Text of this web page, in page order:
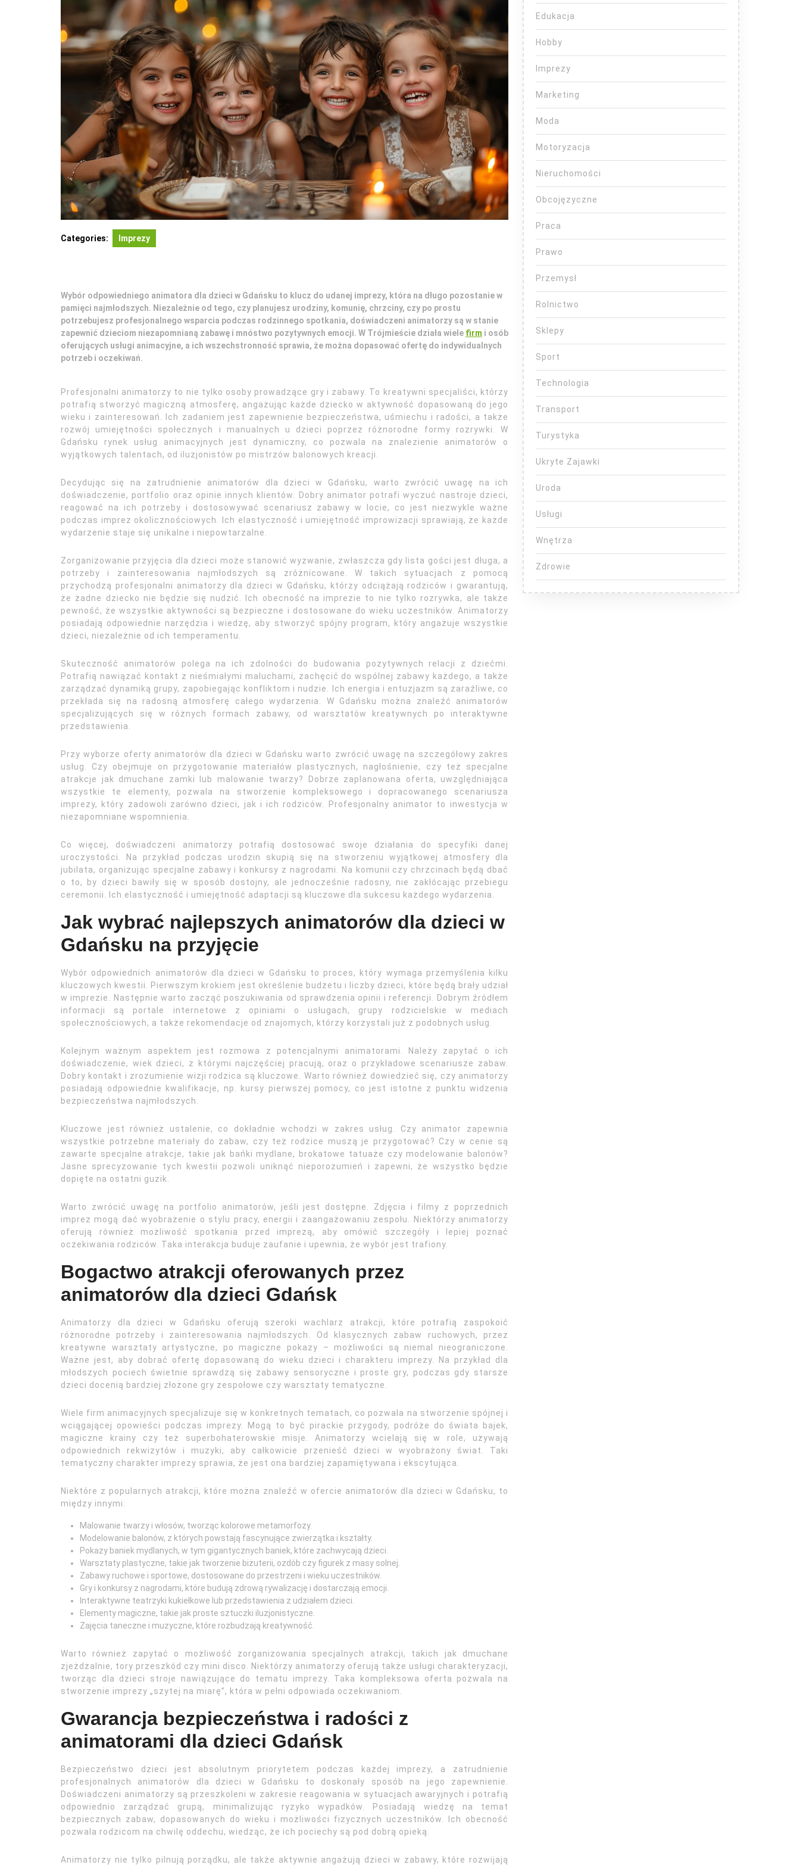
Categories: Imprezy
Wybór odpowiedniego animatora dla dzieci w Gdańsku to klucz do udanej imprezy, która na długo pozostanie w
pamięci najmłodszych. Niezależnie od tego, czy planujesz urodziny, komunię, chrzciny, czy po prostu
potrzebujesz profesjonalnego wsparcia podczas rodzinnego spotkania, doświadczeni animatorzy są w stanie
zapewnić dzieciom niezapomnianą zabawę i mnóstwo pozytywnych emocji. W Trójmieście działa wiele firm i osób
oferujących usługi animacyjne, a ich wszechstronność sprawia, że można dopasować ofertę do indywidualnych
potrzeb i oczekiwań.
Profesjonalni animatorzy to nie tylko osoby prowadzące gry i zabawy. To kreatywni specjaliści, którzy
potrafią stworzyć magiczną atmosferę, angażując każde dziecko w aktywność dopasowaną do jego
wieku i zainteresowań. Ich zadaniem jest zapewnienie bezpieczeństwa, uśmiechu i radości, a także
rozwój umiejętności społecznych i manualnych u dzieci poprzez różnorodne formy rozrywki. W
Gdańsku rynek usług animacyjnych jest dynamiczny, co pozwala na znalezienie animatorów o
wyjątkowych talentach, od iluzjonistów po mistrzów balonowych kreacji.
Decydując się na zatrudnienie animatorów dla dzieci w Gdańsku, warto zwrócić uwagę na ich
doświadczenie, portfolio oraz opinie innych klientów. Dobry animator potrafi wyczuć nastroje dzieci,
reagować na ich potrzeby i dostosowywać scenariusz zabawy w locie, co jest niezwykle ważne
podczas imprez okolicznościowych. Ich elastyczność i umiejętność improwizacji sprawiają, że każde
wydarzenie staje się unikalne i niepowtarzalne.
Zorganizowanie przyjęcia dla dzieci może stanowić wyzwanie, zwłaszcza gdy lista gości jest długa, a
potrzeby i zainteresowania najmłodszych są zróżnicowane. W takich sytuacjach z pomocą
przychodzą profesjonalni animatorzy dla dzieci w Gdańsku, którzy odciążają rodziców i gwarantują,
że żadne dziecko nie będzie się nudzić. Ich obecność na imprezie to nie tylko rozrywka, ale także
pewność, że wszystkie aktywności są bezpieczne i dostosowane do wieku uczestników. Animatorzy
posiadają odpowiednie narzędzia i wiedzę, aby stworzyć spójny program, który angażuje wszystkie
dzieci, niezależnie od ich temperamentu.
Skuteczność animatorów polega na ich zdolności do budowania pozytywnych relacji z dziećmi.
Potrafią nawiązać kontakt z nieśmiałymi maluchami, zachęcić do wspólnej zabawy każdego, a także
zarządzać dynamiką grupy, zapobiegając konfliktom i nudzie. Ich energia i entuzjazm są zaraźliwe, co
przekłada się na radosną atmosferę całego wydarzenia. W Gdańsku można znaleźć animatorów
specjalizujących się w różnych formach zabawy, od warsztatów kreatywnych po interaktywne
przedstawienia.
Przy wyborze oferty animatorów dla dzieci w Gdańsku warto zwrócić uwagę na szczegółowy zakres
usług. Czy obejmuje on przygotowanie materiałów plastycznych, nagłośnienie, czy też specjalne
atrakcje jak dmuchane zamki lub malowanie twarzy? Dobrze zaplanowana oferta, uwzględniająca
wszystkie te elementy, pozwala na stworzenie kompleksowego i dopracowanego scenariusza
imprezy, który zadowoli zarówno dzieci, jak i ich rodziców. Profesjonalny animator to inwestycja w
niezapomniane wspomnienia.
Co więcej, doświadczeni animatorzy potrafią dostosować swoje działania do specyfiki danej
uroczystości. Na przykład podczas urodzin skupią się na stworzeniu wyjątkowej atmosfery dla
jubilata, organizując specjalne zabawy i konkursy z nagrodami. Na komunii czy chrzcinach będą dbać
o to, by dzieci bawiły się w sposób dostojny, ale jednocześnie radosny, nie zakłócając przebiegu
ceremonii. Ich elastyczność i umiejętność adaptacji są kluczowe dla sukcesu każdego wydarzenia.
Jak wybrać najlepszych animatorów dla dzieci w
Gdańsku na przyjęcie
Wybór odpowiednich animatorów dla dzieci w Gdańsku to proces, który wymaga przemyślenia kilku
kluczowych kwestii. Pierwszym krokiem jest określenie budżetu i liczby dzieci, które będą brały udział
w imprezie. Następnie warto zacząć poszukiwania od sprawdzenia opinii i referencji. Dobrym źródłem
informacji są portale internetowe z opiniami o usługach, grupy rodzicielskie w mediach
społecznościowych, a także rekomendacje od znajomych, którzy korzystali już z podobnych usług.
Kolejnym ważnym aspektem jest rozmowa z potencjalnymi animatorami. Należy zapytać o ich
doświadczenie, wiek dzieci, z którymi najczęściej pracują, oraz o przykładowe scenariusze zabaw.
Dobry kontakt i zrozumienie wizji rodzica są kluczowe. Warto również dowiedzieć się, czy animatorzy
posiadają odpowiednie kwalifikacje, np. kursy pierwszej pomocy, co jest istotne z punktu widzenia
bezpieczeństwa najmłodszych.
Kluczowe jest również ustalenie, co dokładnie wchodzi w zakres usług. Czy animator zapewnia
wszystkie potrzebne materiały do zabaw, czy też rodzice muszą je przygotować? Czy w cenie są
zawarte specjalne atrakcje, takie jak bańki mydlane, brokatowe tatuaże czy modelowanie balonów?
Jasne sprecyzowanie tych kwestii pozwoli uniknąć nieporozumień i zapewni, że wszystko będzie
dopięte na ostatni guzik.
Warto zwrócić uwagę na portfolio animatorów, jeśli jest dostępne. Zdjęcia i filmy z poprzednich
imprez mogą dać wyobrażenie o stylu pracy, energii i zaangażowaniu zespołu. Niektórzy animatorzy
oferują również możliwość spotkania przed imprezą, aby omówić szczegóły i lepiej poznać
oczekiwania rodziców. Taka interakcja buduje zaufanie i upewnia, że wybór jest trafiony.
Bogactwo atrakcji oferowanych przez
animatorów dla dzieci Gdańsk
Animatorzy dla dzieci w Gdańsku oferują szeroki wachlarz atrakcji, które potrafią zaspokoić
różnorodne potrzeby i zainteresowania najmłodszych. Od klasycznych zabaw ruchowych, przez
kreatywne warsztaty artystyczne, po magiczne pokazy – możliwości są niemal nieograniczone.
Ważne jest, aby dobrać ofertę dopasowaną do wieku dzieci i charakteru imprezy. Na przykład dla
młodszych pociech świetnie sprawdzą się zabawy sensoryczne i proste gry, podczas gdy starsze
dzieci docenią bardziej złożone gry zespołowe czy warsztaty tematyczne.
Wiele firm animacyjnych specjalizuje się w konkretnych tematach, co pozwala na stworzenie spójnej i
wciągającej opowieści podczas imprezy. Mogą to być pirackie przygody, podróże do świata bajek,
magiczne krainy czy też superbohaterowskie misje. Animatorzy wcielają się w role, używają
odpowiednich rekwizytów i muzyki, aby całkowicie przenieść dzieci w wyobrażony świat. Taki
tematyczny charakter imprezy sprawia, że jest ona bardziej zapamiętywana i ekscytująca.
Niektóre z popularnych atrakcji, które można znaleźć w ofercie animatorów dla dzieci w Gdańsku, to
między innymi:
Malowanie twarzy i włosów, tworząc kolorowe metamorfozy.
Modelowanie balonów, z których powstają fascynujące zwierzątka i kształty.
Pokazy baniek mydlanych, w tym gigantycznych baniek, które zachwycają dzieci.
Warsztaty plastyczne, takie jak tworzenie biżuterii, ozdób czy figurek z masy solnej.
Zabawy ruchowe i sportowe, dostosowane do przestrzeni i wieku uczestników.
Gry i konkursy z nagrodami, które budują zdrową rywalizację i dostarczają emocji.
Interaktywne teatrzyki kukiełkowe lub przedstawienia z udziałem dzieci.
Elementy magiczne, takie jak proste sztuczki iluzjonistyczne.
Zajęcia taneczne i muzyczne, które rozbudzają kreatywność.
Warto również zapytać o możliwość zorganizowania specjalnych atrakcji, takich jak dmuchane
zjeżdżalnie, tory przeszkód czy mini disco. Niektórzy animatorzy oferują także usługi charakteryzacji,
tworząc dla dzieci stroje nawiązujące do tematu imprezy. Taka kompleksowa oferta pozwala na
stworzenie imprezy „szytej na miarę”, która w pełni odpowiada oczekiwaniom.
Gwarancja bezpieczeństwa i radości z
animatorami dla dzieci Gdańsk
Bezpieczeństwo dzieci jest absolutnym priorytetem podczas każdej imprezy, a zatrudnienie
profesjonalnych animatorów dla dzieci w Gdańsku to doskonały sposób na jego zapewnienie.
Doświadczeni animatorzy są przeszkoleni w zakresie reagowania w sytuacjach awaryjnych i potrafią
odpowiednio zarządzać grupą, minimalizując ryzyko wypadków. Posiadają wiedzę na temat
bezpiecznych zabaw, dopasowanych do wieku i możliwości fizycznych uczestników. Ich obecność
pozwala rodzicom na chwilę oddechu, wiedząc, że ich pociechy są pod dobrą opieką.
Animatorzy nie tylko pilnują porządku, ale także aktywnie angażują dzieci w zabawy, które rozwijają
Edukacja
Hobby
Imprezy
Marketing
Moda
Motoryzacja
Nieruchomości
Obcojęzyczne
Praca
Prawo
Przemysł
Rolnictwo
Sklepy
Sport
Technologia
Transport
Turystyka
Ukryte Zajawki
Uroda
Usługi
Wnętrza
Zdrowie